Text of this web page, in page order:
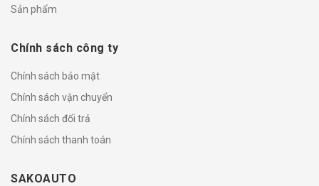
Sản phẩm
Chính sách công ty
Chính sách bảo mật
Chính sách vận chuyển
Chính sách đổi trả
Chính sách thanh toán
SAKOAUTO